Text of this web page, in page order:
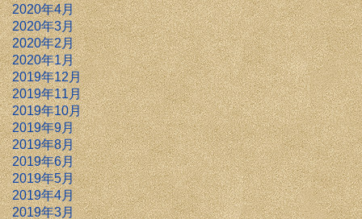
2020年4月
2020年3月
2020年2月
2020年1月
2019年12月
2019年11月
2019年10月
2019年9月
2019年8月
2019年6月
2019年5月
2019年4月
2019年3月